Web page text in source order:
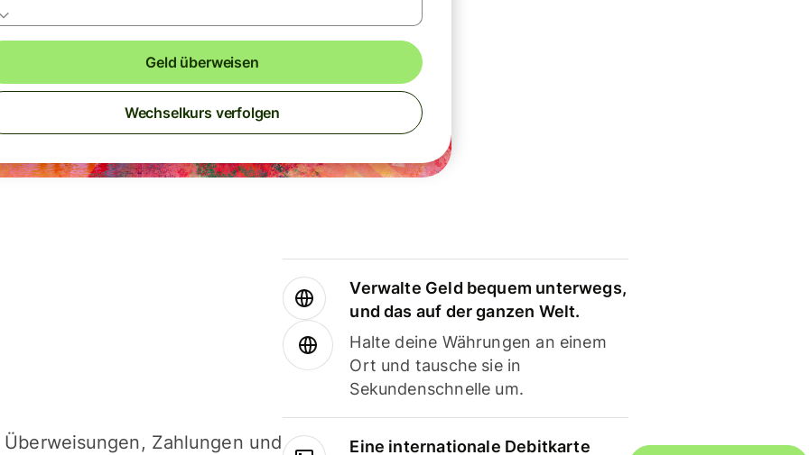
Geld überweisen
Wechselkurs verfolgen
Zahlungen und
Verwalte Geld bequem unterwegs,
und das auf der ganzen Welt.
Halte deine Währungen an einem
Ort und tausche sie in
Sekundenschnelle um.
Eine internationale Debitkarte